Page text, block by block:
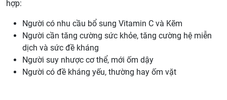
hợp:
Người có nhu cầu bổ sung Vitamin C và Kẽm
Người cần tăng cường sức khỏe, tăng cường hệ miễn
dịch và sức đề kháng
Người suy nhược cơ thể, mới ốm dậy
Người có đề kháng yếu, thường hay ốm vặt